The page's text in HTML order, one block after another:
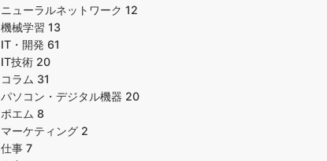
ニューラルネットワーク 12
機械学習 13
IT・開発 61
IT技術 20
コラム 31
パソコン・デジタル機器 20
ポエム 8
マーケティング 2
仕事 7